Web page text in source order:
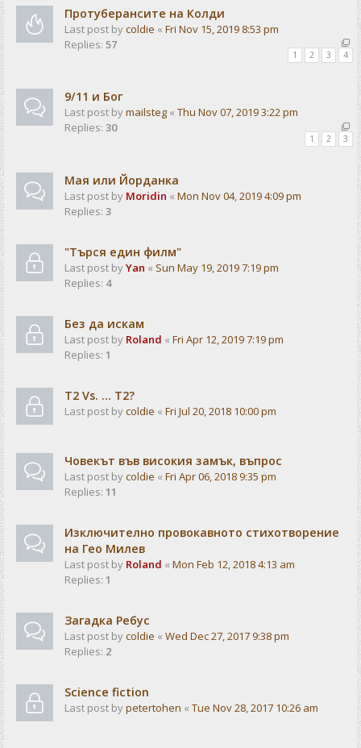
Протуберансите на Колди
Last post bycoldie « Fri Nov 15, 2019 8:53 pm
Replies: 57
1 2 3 4
9/11 и Бог
Last post bymailsteg « Thu Nov 07, 2019 3:22 pm
Replies: 30
1 2 3
Мая или Йорданка
Last post by Moridin « Mon Nov 04, 2019 4:09 pm
Replies: 3
"Търся един филм"
Last post byYan « Sun May 19, 2019 7:19 pm
Replies: 4
Без да искам
Last post by Roland « Fri Apr 12, 2019 7:19 pm
Replies: 1
T2 Vs. ... T2?
Last post bycoldie « Fri Jul 20, 2018 10:00 pm
Човекът във високия замък, въпрос
Last post bycoldie « Fri Apr 06, 2018 9:35 pm
Replies: 11
Изключително провокавното стихотворение
на Гео Милев
Last post by Roland « Mon Feb 12, 2018 4:13 am
Replies: 1
Загадка Ребус
Last post bycoldie « Wed Dec 27, 2017 9:38 pm
Replies: 2
Science fiction
Last post bypetertohen « Tue Nov 28, 2017 10:26 am